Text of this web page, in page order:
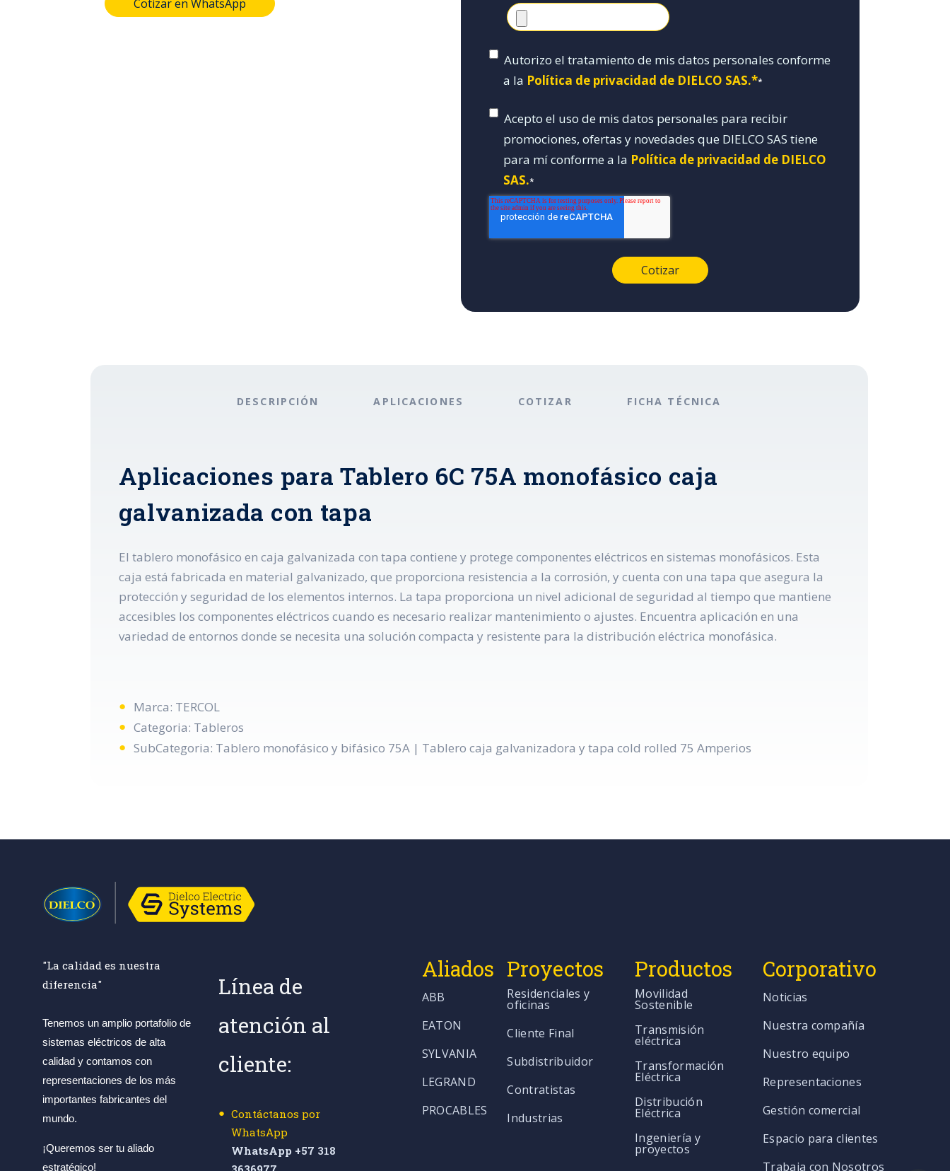
Cotizar en WhatsApp
Autorizo el tratamiento de mis datos personales conforme
a la Política de privacidad de DIELCO SAS.**
Acepto el uso de mis datos personales para recibir
promociones, ofertas y novedades que DIELCO SAS tiene
para mí conforme a la Política de privacidad de DIELCO
SAS.*
DESCRIPCIÓN APLICACIONES COTIZAR FICHA TÉCNICA
Aplicaciones para Tablero 6C 75A monofásico caja
galvanizada con tapa
El tablero monofásico en caja galvanizada con tapa contiene y protege componentes eléctricos en sistemas monofásicos. Esta
caja está fabricada en material galvanizado, que proporciona resistencia a la corrosión, y cuenta con una tapa que asegura la
protección y seguridad de los elementos internos. La tapa proporciona un nivel adicional de seguridad al tiempo que mantiene
accesibles los componentes eléctricos cuando es necesario realizar mantenimiento o ajustes. Encuentra aplicación en una
variedad de entornos donde se necesita una solución compacta y resistente para la distribución eléctrica monofásica.
Marca: TERCOL
Categoria: Tableros
SubCategoria: Tablero monofásico y bifásico 75A | Tablero caja galvanizadora y tapa cold rolled 75 Amperios
"La calidad es nuestra
diferencia"
Tenemos un amplio portafolio de
sistemas eléctricos de alta
calidad y contamos con
representaciones de los más
importantes fabricantes del
mundo.
¡Queremos ser tu aliado
estratégico!
Línea de
atención al
cliente:
Contáctanos por
WhatsApp
WhatsApp +57 318
Aliados
ABB
EATON
SYLVANIA
LEGRAND
PROCABLES
Proyectos
Residenciales y
oficinas
Cliente Final
Subdistribuidor
Contratistas
Industrias
Productos
Movilidad
Sostenible
Transmisión
eléctrica
Transformación
Eléctrica
Distribución
Eléctrica
Ingeniería y
proyectos
Corporativo
Noticias
Nuestra compañía
Nuestro equipo
Representaciones
Gestión comercial
Espacio para clientes
Trabaja con Nosotros